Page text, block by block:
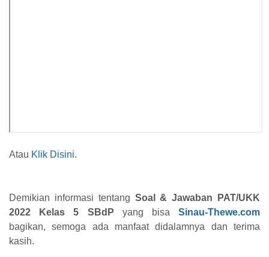
Atau Klik Disini.
Demikian informasi tentang Soal & Jawaban PAT/UKK
2022 Kelas 5 SBdP yang bisa Sinau-Thewe.com
bagikan, semoga ada manfaat didalamnya dan terima
kasih.